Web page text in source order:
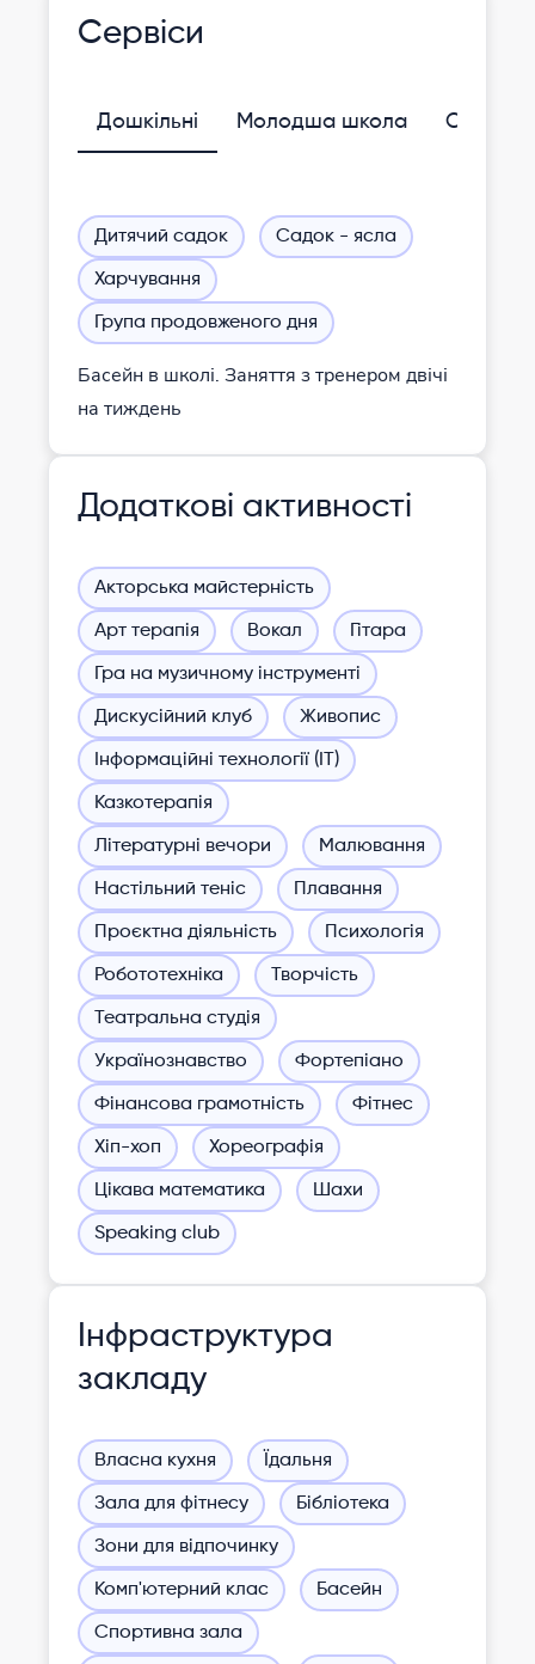
Сервіси
Дошкільні Молодша школа
Дитячий садок Садок - ясла
Харчування
Група продовженого дня
Басейн в школі. Заняття з тренером двічі
на тиждень
Додаткові активності
Акторська майстерність
Арт терапія Вокал Гітара
Гра на музичному інструменті
Дискусійний клуб Живопис
Інформаційні технології (ІТ)
Казкотерапія
Літературні вечори Малювання
Настільний теніс Плавання
Проєктна діяльність Психологія
Робототехніка Творчість
Театральна студія
Українознавство Фортепіано
Фінансова грамотність Фітнес
Хіп-хоп Хореографія
Цікава математика Шахи
Speaking club
Інфраструктура
закладу
Власна кухня Їдальня
Зала для фітнесу Бібліотека
Зони для відпочинку
Комп'ютерний клас Басейн
Спортивна зала